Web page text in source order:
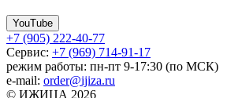
YouTube
+7 (905) 222-40-77
Сервис: +7 (969) 714-91-17
режим работы: пн-пт 9-17:30 (по МСК)
e-mail: order@ijiza.ru
© ИЖИЦА 2026